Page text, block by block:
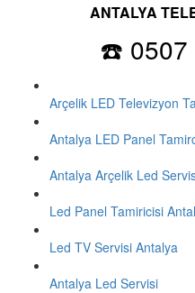
ANTALYA
☎️ 0507
Arçelik LED Televizyon
Antalya LED Panel
Antalya Arçelik Led
Led Panel Tamiricisi
Led TV Servisi Antalya
Antalya Led Servisi